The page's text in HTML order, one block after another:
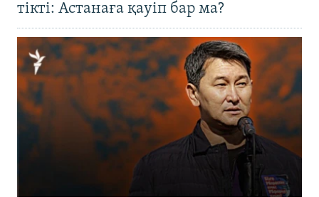
тікті: Астанаға қауіп бар ма?